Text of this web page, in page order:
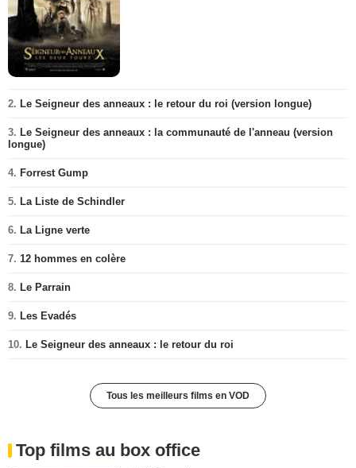
2. Le Seigneur des anneaux : le retour du roi (version longue)
3. Le Seigneur des anneaux : la communauté de l'anneau (version
longue)
4. Forrest Gump
5. La Liste de Schindler
6. La Ligne verte
7. 12 hommes en colère
8. Le Parrain
9. Les Evadés
10. Le Seigneur des anneaux : le retour du roi
Tous les meilleurs films en VOD
Top films au box office